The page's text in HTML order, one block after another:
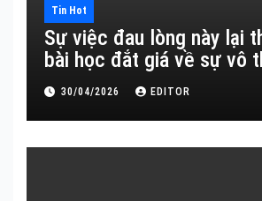
Tin Hot
Sự việc đau lòng này lại
bài học đắt giá về sự vô
30/04/2026 EDITOR